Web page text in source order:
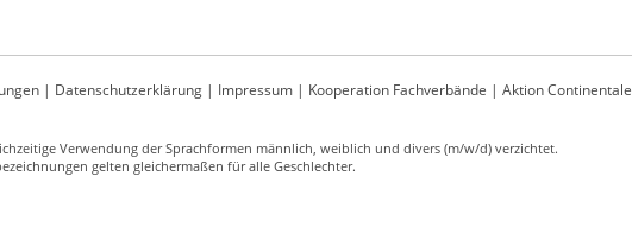
| Datenschutzerklärung| Impressum| Kooperation Fachverbände | Aktion Continentale
Verwendung der Sprachformen männlich, weiblich und divers (m/w/d) verzichtet.
gelten gleichermaßen für alle Geschlechter.